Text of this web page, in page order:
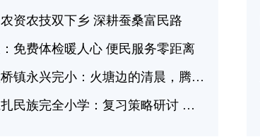
资农技双下乡 深耕蚕桑富民路
免费体检暖人心 便民服务零距离
腾冲市猴桥镇永兴完小：火塘边的清晨，腾冲暖意浓
猴桥镇胆扎民族完全小学：复习策略研讨 助力减负增效